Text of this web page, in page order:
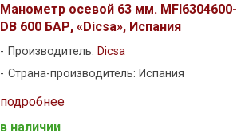
Манометр осевой 63 мм. MFI6304600-
DB 600 БАР, «Dicsa», Испания
Производитель: Dicsa
Страна-производитель: Испания
подробнее
в наличии